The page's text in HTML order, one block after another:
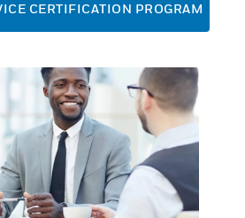
CERTIFICATION PROGRAM